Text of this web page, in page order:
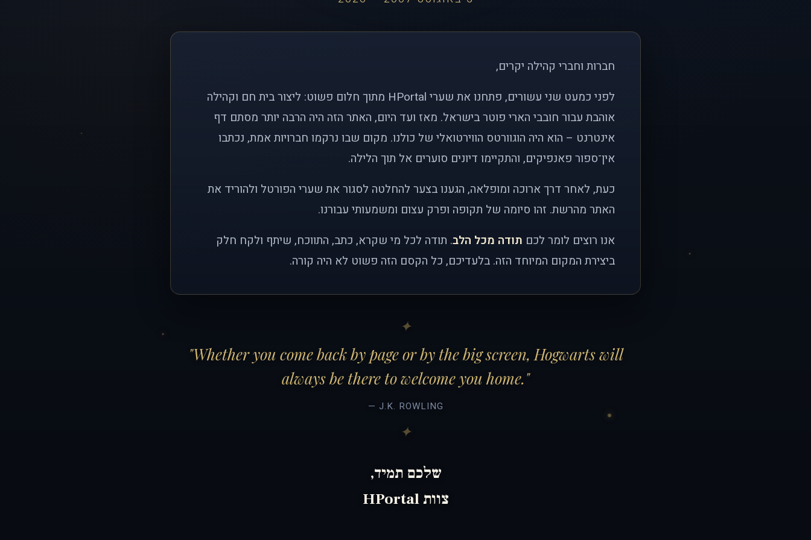
חברות וחברי קהילה יקרים,
לפני כמעט שני עשורים, פתחנו את שערי HPortal מתוך חלום פשוט: ליצור בית חם וקהילה
אוהבת עבור חובבי הארי פוטר בישראל. מאז ועד היום, האתר הזה היה הרבה יותר מסתם דף
אינטרנט – הוא היה הוגוורטס הווירטואלי של כולנו. מקום שבו נרקמו חברויות אמת, נכתבו
אין־ספור פאנפיקים, והתקיימו דיונים סוערים אל תוך הלילה.
כעת, לאחר דרך ארוכה ומופלאה, הגענו בצער להחלטה לסגור את שערי הפורטל ולהוריד את
האתר מהרשת. זהו סיומה של תקופה ופרק עצום ומשמעותי עבורנו.
אנו רוצים לומר לכם תודה מכל הלב. תודה לכל מי שקרא, כתב, התווכח, שיתף ולקח חלק
ביצירת המקום המיוחד הזה. בלעדיכם, כל הקסם הזה פשוט לא היה קורה.
"Whether you come back by page or by the big screen, Hogwarts will
always be there to welcome you home."
— J.K. ROWLING
שלכם תמיד,
צוות HPortal